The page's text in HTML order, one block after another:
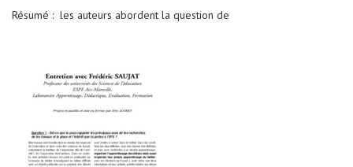
Résumé : les auteurs abordent la question de